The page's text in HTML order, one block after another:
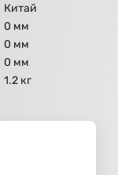
Китай
0 мм
0 мм
0 мм
1.2 кг